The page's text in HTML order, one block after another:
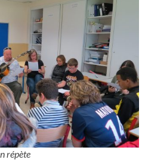
répète